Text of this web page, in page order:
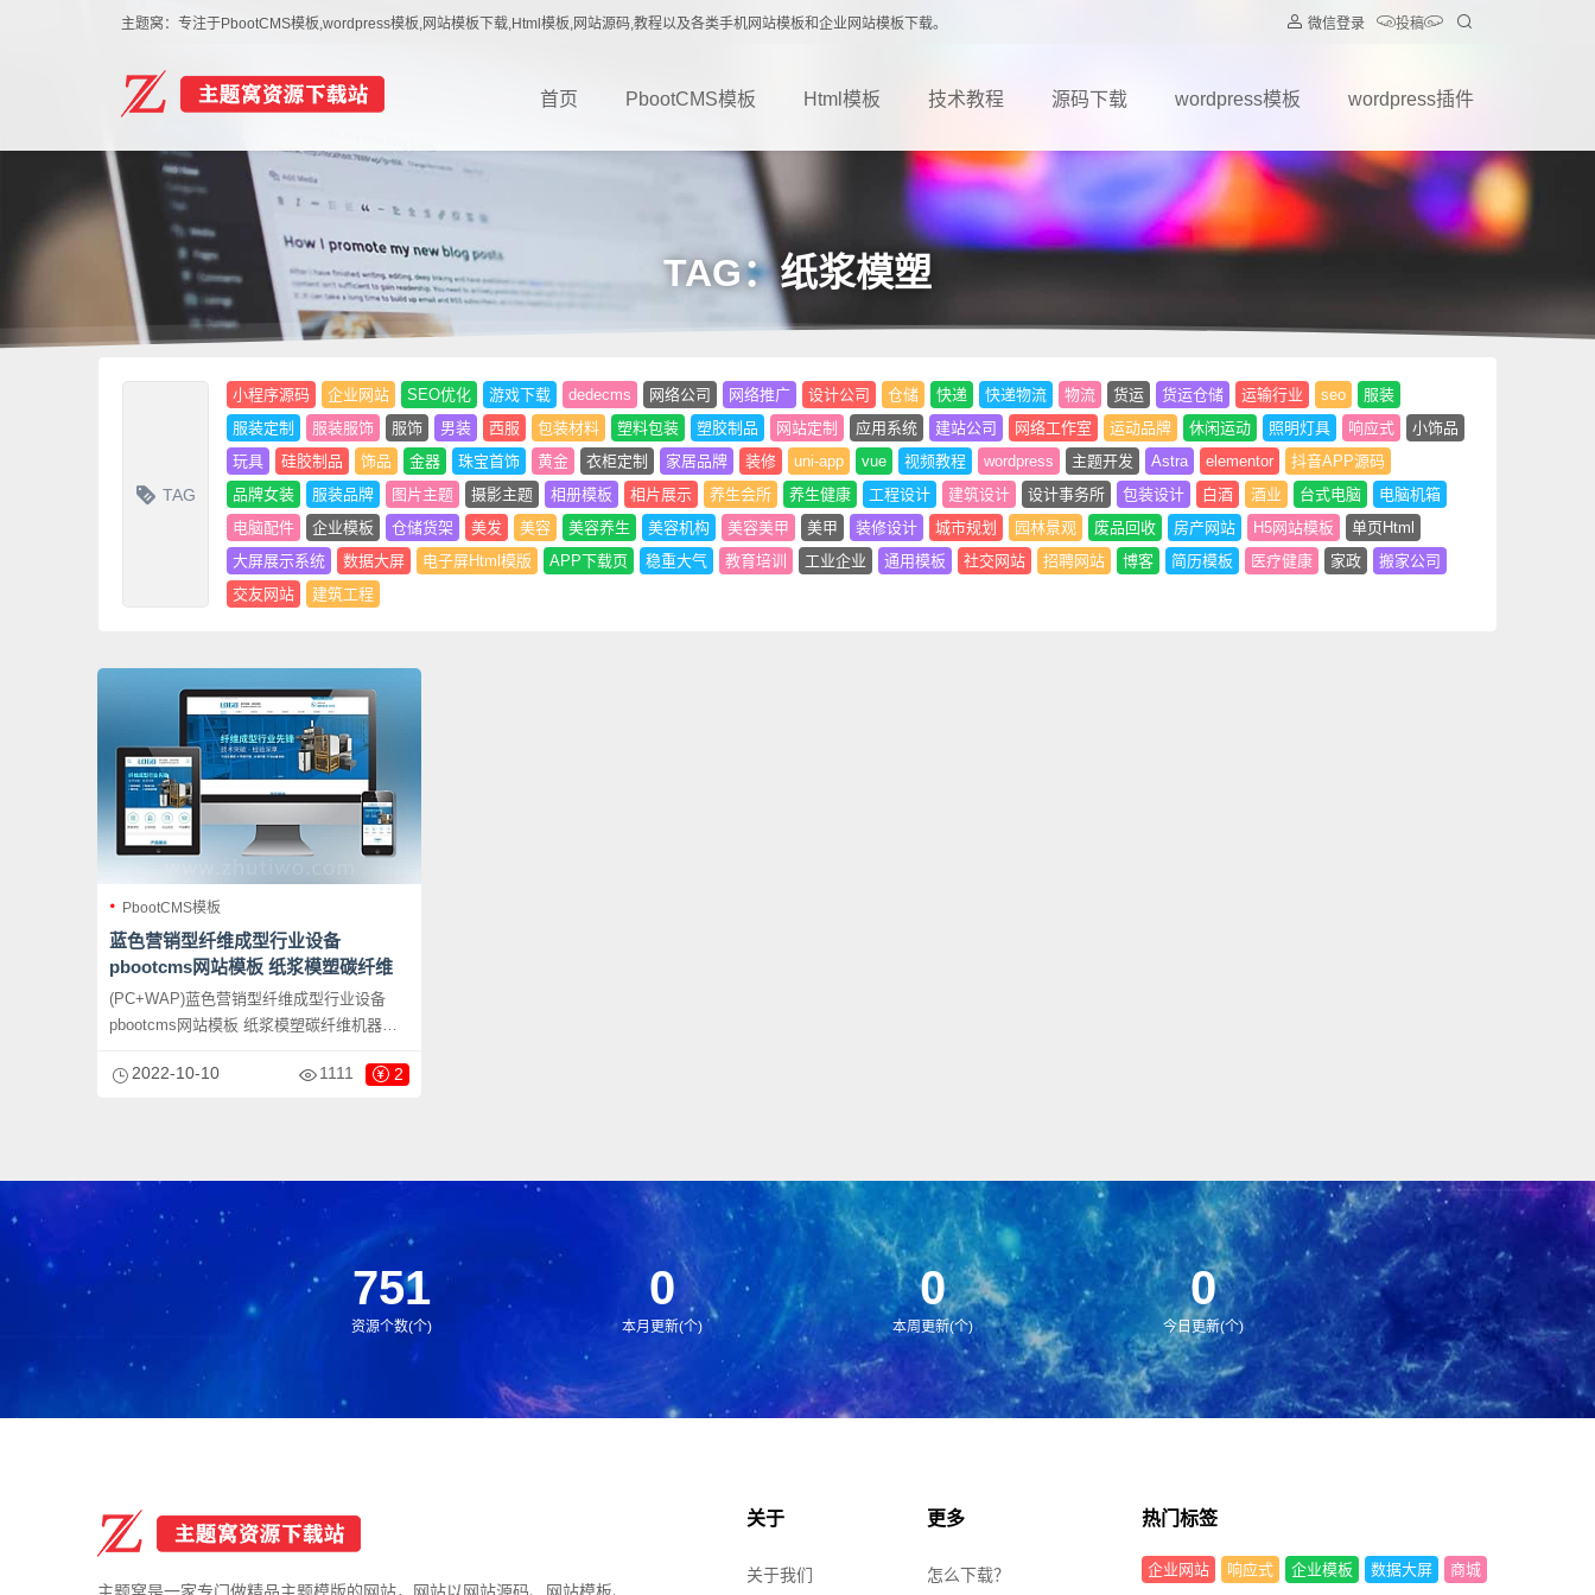
主题窝：专注于PbootCMS模板,wordpress模板,网站模板下载,Html模板,网站源码,教程以及各类手机网站模板和企业网站模板下载。 微信登录 投稿
首页 PbootCMS模板 Html模板 技术教程 源码下载 wordpress模板 wordpress插件
TAG：纸浆模塑
TAG
小程序源码 企业网站 SEO优化 游戏下载 dedecms 网络公司 网络推广 设计公司 仓储 快递 快递物流 物流 货运 货运仓储 运输行业 seo
服装
服装定制
服装服饰 服饰 男装 西服 包装材料 塑料包装 塑胶制品 网站定制 应用系统 建站公司 网络工作室 运动品牌 休闲运动 照明灯具 响应式
小饰品
玩具
硅胶制品 饰品 金器 珠宝首饰 黄金 衣柜定制 家居品牌 装修 uni-app vue 视频教程 wordpress 主题开发 Astra elementor
抖音APP源码
品牌女装
服装品牌 图片主题 摄影主题 相册模板 相片展示 养生会所 养生健康 工程设计 建筑设计 设计事务所 包装设计 白酒 酒业 台式电脑
电脑机箱
电脑配件
企业模板 仓储货架 美发 美容 美容养生 美容机构 美容美甲 美甲 装修设计 城市规划 园林景观 废品回收 房产网站 H5网站模板
单页Html
大屏展示系统
数据大屏 电子屏Html模版 APP下载页 稳重大气 教育培训 工业企业 通用模板 社交网站 招聘网站 博客 简历模板 医疗健康 家政
搬家公司
交友网站
建筑工程
PbootCMS模板
蓝色营销型纤维成型行业设备
pbootcms网站模板 纸浆模塑碳纤维
机器网站源码下载
(PC+WAP)蓝色营销型纤维成型行业设备
pbootcms网站模板 纸浆模塑碳纤维机器网
板，该模板适用于纤维成型设备网站、纸浆
2022-10-10 1111 2
751
资源个数(个)
0
本月更新(个)
0
本周更新(个)
0
今日更新(个)
关于
关于我们
更多
怎么下载？
热门标签
企业网站 响应式 企业模板 数据大屏 商城